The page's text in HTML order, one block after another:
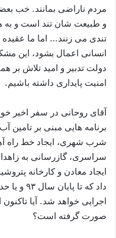
مردم ناراضی بمانند. خب
و طبیعت شان تند است و به
تندی می زنند… اما ما
انسانی اعمال بشود، این
دولت تدبیر و امید تلاش بر
امنیت پایداری داشته باشیم.
آقای روحانی در سفر اخیر
برنامه هایی مبنی بر
شرب شهری، ایجاد خط راه
سراسری، گازرسانی به
ایجاد معادن و کارخانه
اجرایی خواهد شد. آیا
صورت گرفته است؟